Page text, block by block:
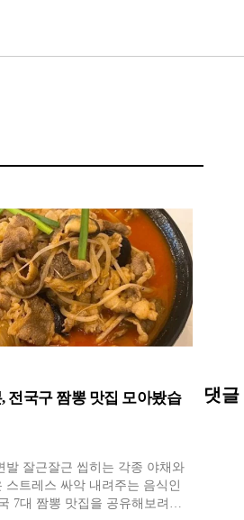
전국구 짬뽕 맛집 모아봤습
발 잘근잘근 씹히는 각종 야채와
스트레스 싸악 내려주는 음식인
7대 짬뽕 맛집을 공유해보려고
댓